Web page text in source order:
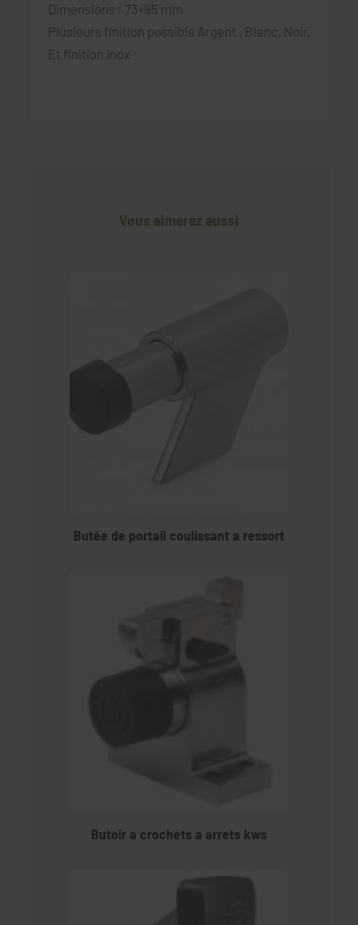
Dimensions : 73×95 mm
Plusieurs finition possible Argent , Blanc, Noir,
Et finition inox
Vous aimerez aussi
Butée de portail coulissant a ressort
Butoir a crochets a arrets kws